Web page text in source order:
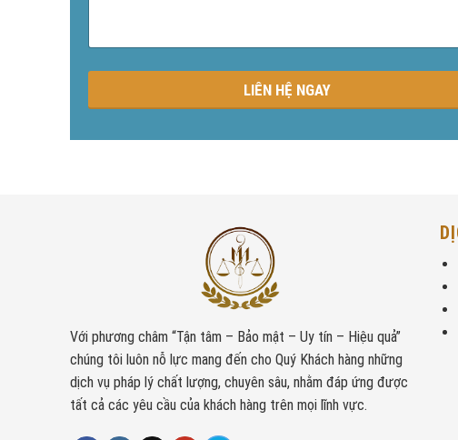
g
LIÊN HỆ NGAY
Với phương châm “Tận tâm – Bảo mật – Uy tín – Hiệu quả”
chúng tôi luôn nỗ lực mang đến cho Quý Khách hàng những
dịch vụ pháp lý chất lượng, chuyên sâu, nhằm đáp ứng được
tất cả các yêu cầu của khách hàng trên mọi lĩnh vực.